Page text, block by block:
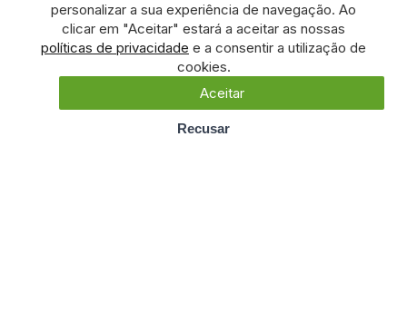
personalizar a sua experiência de navegação. Ao
clicar em "Aceitar" estará a aceitar as nossas
políticas de privacidade e a consentir a utilização de
cookies.
Aceitar
Recusar